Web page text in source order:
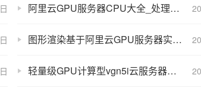
阿里云GPU服务器CPU大全_处理器主频性能汇总
图形渲染基于阿里云GPU服务器实现图片秒级实时渲染
轻量级GPU计算型vgn5i云服务器配置/性能/报价及优惠信息